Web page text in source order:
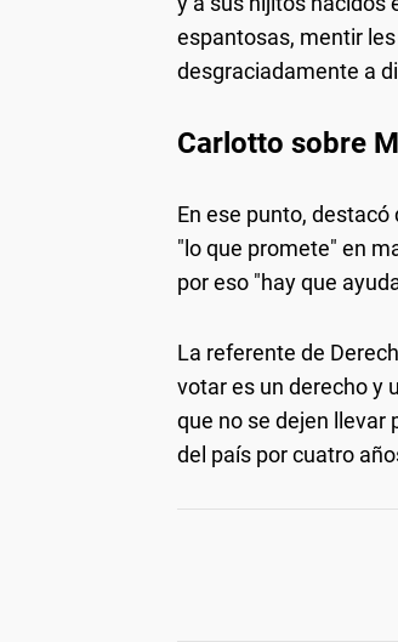
espantosas, mentir
desgraciadamente a
Carlotto sobre
En ese punto,
"lo que promete" en
por eso "hay que
La referente de
votar es un derecho y
que no se dejen llevar
del país por cuatro